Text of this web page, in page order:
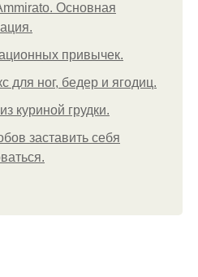
Основная
привычек.
для ног, бедер и ягодиц.
куриной грудки.
заставить себя